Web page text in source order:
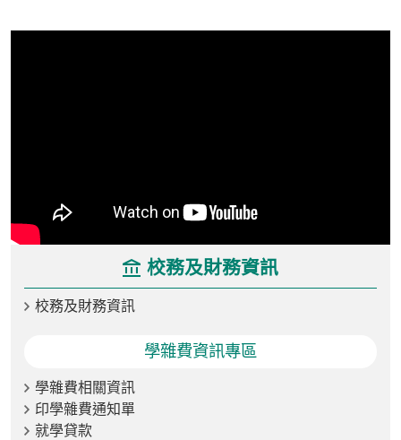
校務及財務資訊
校務及財務資訊
學雜費資訊專區
學雜費相關資訊
印學雜費通知單
就學貸款